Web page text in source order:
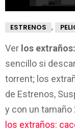
ESTRENOS ,
Ver los
sencillo si
torrent; los
de Estrenos,
y con un tamaño
los extraños: